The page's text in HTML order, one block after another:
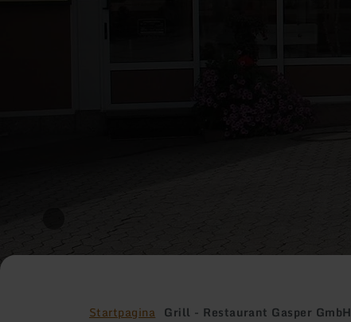
Startpagina Grill - Restaurant Gasper GmbH